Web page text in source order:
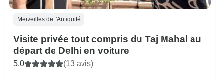
Merveilles de l'Antiquité
Visite privée tout compris du Taj Mahal au
départ de Delhi en voiture
5.0 (13 avis)